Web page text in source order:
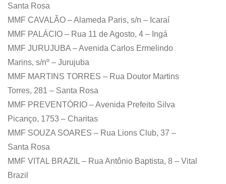
Santa Rosa
MMF CAVALÃO – Alameda Paris, s/n – Icaraí
MMF PALÁCIO – Rua 11 de Agosto, 4 – Ingá
MMF JURUJUBA – Avenida Carlos Ermelindo
Marins, s/nº – Jurujuba
MMF MARTINS TORRES – Rua Doutor Martins
Torres, 281 – Santa Rosa
MMF PREVENTÓRIO – Avenida Prefeito Silva
Picanço, 1753 – Charitas
MMF SOUZA SOARES – Rua Lions Club, 37 –
Santa Rosa
MMF VITAL BRAZIL – Rua Antônio Baptista, 8 – Vital
Brazil